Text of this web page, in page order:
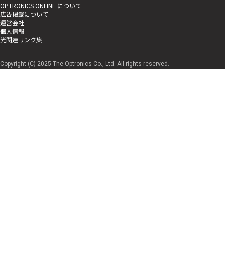
OPTRONICS ONLINE について
広告掲載について
運営会社
個人情報
光関連リンク集
Copyright (C) 2025 The Optronics Co., Ltd. All rights reserved.